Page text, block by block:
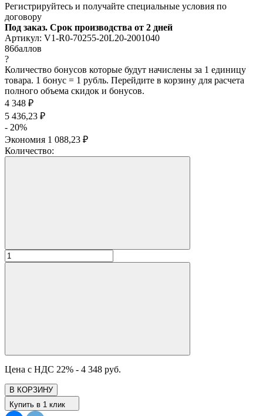
Регистрируйтесь и получайте специальные условия по
договору
Под заказ. Срок производства от 2 дней
Артикул: V1-R0-70255-20L20-2001040
86баллов
?
Количество бонусов которые будут начислены за 1 единицу
товара. 1 бонус = 1 рубль. Перейдите в корзину для расчета
полного объема скидок и бонусов.
4 348 ₽
5 436,23 ₽
- 20%
Экономия 1 088,23 ₽
Количество:
Цена с НДС 22% - 4 348 руб.
В КОРЗИНУ
Купить в 1 клик